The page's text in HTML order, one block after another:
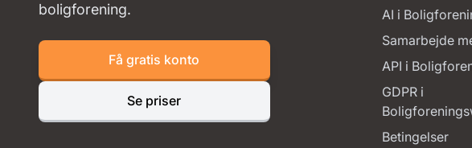
boligforening.
Få gratis konto
Se priser
AI i
Samarbejde
API i
GDPR i
Betingelser